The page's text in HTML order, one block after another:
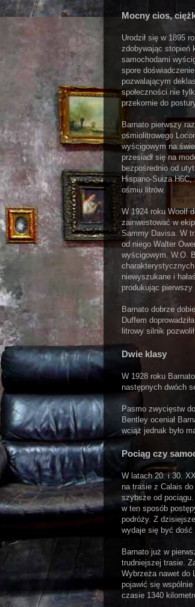
Mocny cios,
Urodził się w 1895
zdobywając stopień
samochodami
spore
pozwalającym
społeczności nie
przekornie do
Barnato pierwszy
ośmiolitrowego
wyścigowym na
przesiadł się na
bezpośrednio od
Hispano-Suiza
ośmiu litrów.
W 1924 roku Woolf
zainwestować w
Sammy Davisa. W
od niego Walter
wyścigowym. W.O.
niewyszukane i
produkując
Barnato dobrze
Duffem
litrowy silnik
Dwie klasy
W 1928 roku
następnych dwóch
Pasmo zwycięstw
Bentley oceniał
wciąż jednak było
Pociąg czy
W latach 20. i 30.
na trasie z Calais
szybsze od
w ten sposób
podróży. Z
wydaje się być dość
Barnato już w
trudniejszej trasie.
Wybrzeża nawet do
pojawić się
czasie 1340